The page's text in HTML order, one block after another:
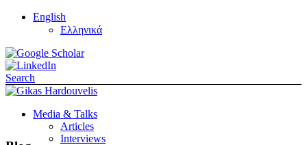
English
Ελληνικά
Search
Media & Talks
Articles
Interviews